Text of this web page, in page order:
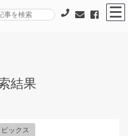
結果
ピックス